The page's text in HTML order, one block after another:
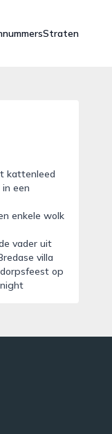
Straten
kattenleed
een
enkele wolk
vader uit
villa
op